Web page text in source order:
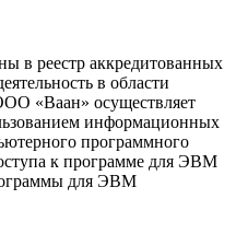
в реестр аккредитованных
в области
«Ваан» осуществляет
информационных
программного
к программе для ЭВМ
для ЭВМ